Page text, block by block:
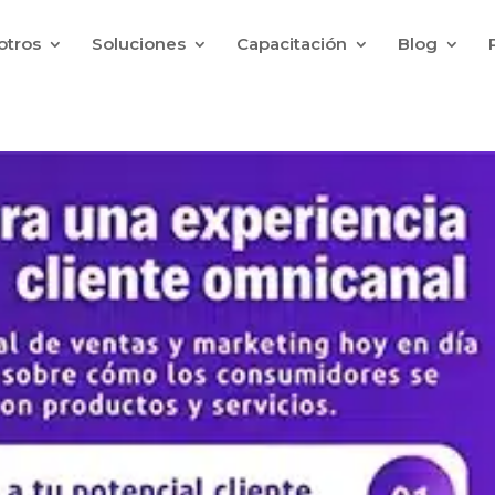
Soluciones Capacitación Blog